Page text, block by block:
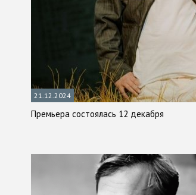
21.12.2024
Премьера состоялась 12 декабря